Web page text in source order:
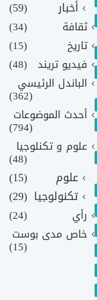
أخبار
(59)
ثقافة
(34)
تاريخ
(15)
فيديو تريند (48)
الباندل الرئيسي
(362)
أحدث الموضوعات
(794)
علوم و تكنلوجيا
(48)
علوم
(15)
تكنولوجيا (29)
رأي
(24)
خاص مدى بوست
(15)